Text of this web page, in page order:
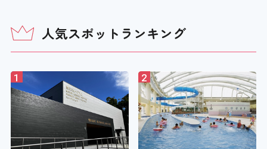
人気スポットランキング
1 2